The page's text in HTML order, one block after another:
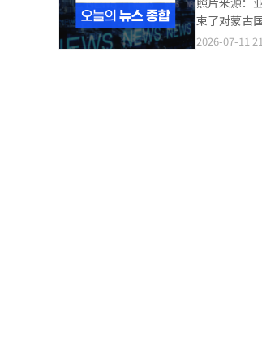
和庆北）相对被忽视。 尤其是TK地区是民主党的战略地区。
的权重。一人
实施偏好投
购金成本，消
饰消费量下
量减少，支付金额却不降反增。 值得关注的是
束了对蒙古
（NATO）峰会。 李总统与第一夫人金惠京在蒙古乌兰巴托的成吉思汗国际机场
2026-07-11